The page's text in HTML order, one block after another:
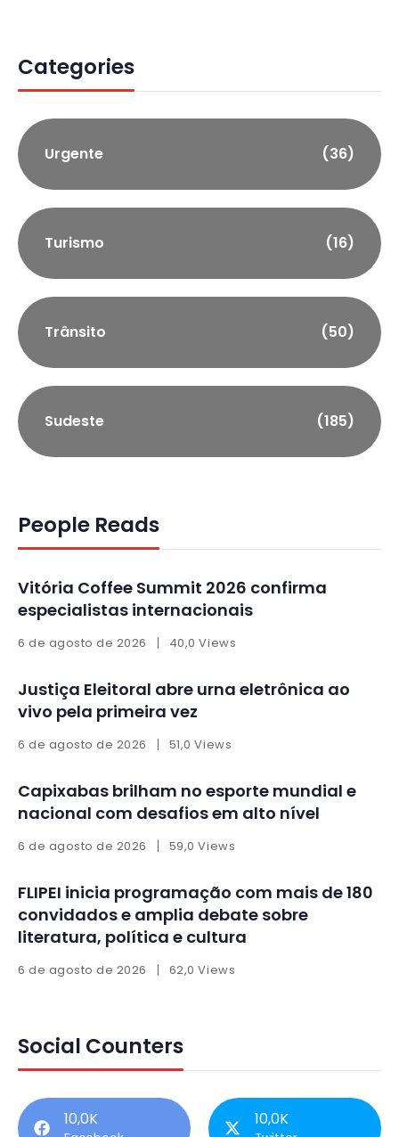
Categories
Urgente (36)
Turismo (16)
Trânsito (50)
Sudeste (185)
People Reads
Vitória Coffee Summit 2026 confirma
especialistas internacionais
6 de agosto de 2026 40,0 Views
Justiça Eleitoral abre urna eletrônica ao
vivo pela primeira vez
6 de agosto de 2026 51,0 Views
Capixabas brilham no esporte mundial e
nacional com desafios em alto nível
6 de agosto de 2026 59,0 Views
FLIPEI inicia programação com mais de 180
convidados e amplia debate sobre
literatura, política e cultura
6 de agosto de 2026 62,0 Views
Social Counters
10,0K 10,0K